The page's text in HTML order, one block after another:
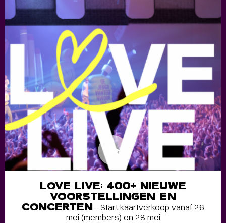
LOVE LIVE: 400+ NIEUWE
VOORSTELLINGEN EN
CONCERTEN - Start kaartverkoop vanaf 26
mei (members) en 28 mei